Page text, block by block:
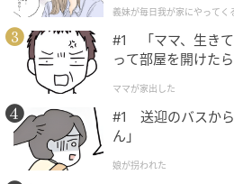
付けて。
学校名を隠しても校章や貼
ある。
学校は背景や建物の色などで
制服姿から学校名はすぐに
鍵付きだったとしても、SNS
て。
が】
義妹が毎日我が家にやってく
#1 「ママ、生き
って部屋を開けたら
ママが家出した
#1 送迎のバスか
ん」
娘が拐われた